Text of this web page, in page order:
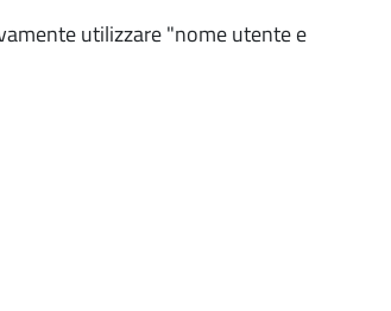
utilizzare "nome utente e